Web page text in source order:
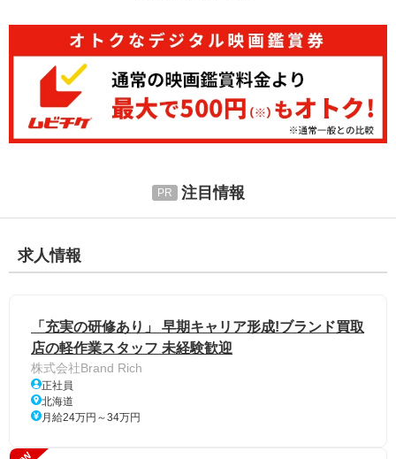
注目情報
求人情報
「充実の研修あり」 早期キャリア形成!ブランド買取
店の軽作業スタッフ 未経験歓迎
株式会社Brand Rich
正社員
北海道
月給24万円～34万円